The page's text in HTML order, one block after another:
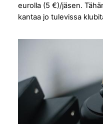
eurolla (5 €)/jäsen.
kantaa jo tulevissa